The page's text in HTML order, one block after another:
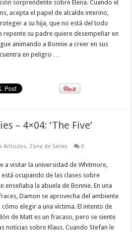
sorprendente sobre Elena. Cuando el
acepta el papel de alcalde interino,
a su hija, que no está del todo
repente su padre quiere desempeñar en
animando a Bonnie a creer en sus
en peligro …
– 4×04: ‘The Five’
Articulos, Zona de Series 0
a visitar la universidad de Whitmore,
ocupando de las clases sobre
enseñaba la abuela de Bonnie. En una
Damon se aprovecha del ambiente
cómo elegir a una víctima. El intento de
de Matt es un fracaso, pero se siente
noticias sobre Klaus. Cuando Stefan le